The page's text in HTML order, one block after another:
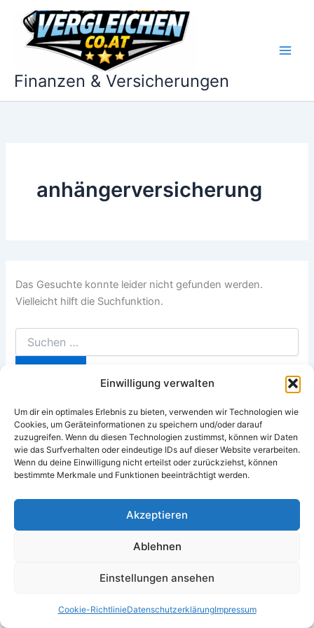
Einwilligung verwalten
Um dir ein optimales Erlebnis zu bieten, verwenden wir Technologien wie
Cookies, um Geräteinformationen zu speichern und/oder darauf
zuzugreifen. Wenn du diesen Technologien zustimmst, können wir Daten
wie das Surfverhalten oder eindeutige IDs auf dieser Website verarbeiten.
Wenn du deine Einwilligung nicht erteilst oder zurückziehst, können
bestimmte Merkmale und Funktionen beeinträchtigt werden.
Akzeptieren
Ablehnen
Einstellungen ansehen
Cookie-RichtlinieDatenschutzerklärungImpressum
Inhalt
springen
Finanzen & Versicherungen
anhängerversicherung
Das Gesuchte konnte leider nicht gefunden werden.
Vielleicht hilft die Suchfunktion.
Suchen
nach:
Copyright © 2026 vergleichen.co.at | Alle Rechte vorhanden
Datenschutzerklärung
Cookie-Richtlinie (EU)